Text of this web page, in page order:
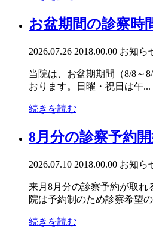
お盆期間の診察時
2026.07.26 2018.00.00 お知ら
当院は、お盆期期間（8/8～
おります。日曜・祝日は午...
続きを読む
8月分の診察予約
2026.07.10 2018.00.00 お知ら
来月8月分の診察予約が取れ
院は予約制のため診察希望
続きを読む